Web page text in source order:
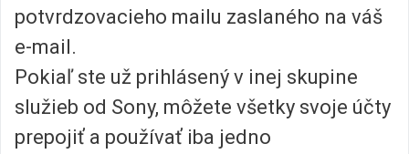
potvrdzovacieho mailu zaslaného na váš
e-mail.
Pokiaľ ste už prihlásený v inej skupine
služieb od Sony, môžete všetky svoje účty
prepojiť a používať iba jedno